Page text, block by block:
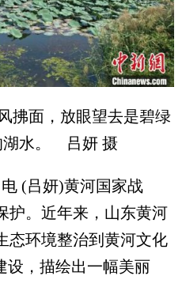
拂面，放眼望去是碧绿
湖水。 吕妍 摄
(吕妍)黄河国家战
护。近年来，山东黄河
态环境整治到黄河文化
设，描绘出一幅美丽